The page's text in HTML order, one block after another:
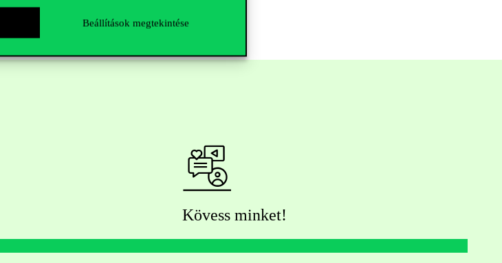
Beállítások megtekintése
Kövess minket!